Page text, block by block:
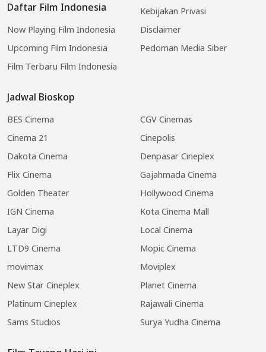
Daftar Film Indonesia
Now Playing Film Indonesia
Upcoming Film Indonesia
Film Terbaru Film Indonesia
Jadwal Bioskop
BES Cinema
CGV Cinemas
Cinema 21
Cinepolis
Dakota Cinema
Denpasar Cineplex
Flix Cinema
Gajahmada Cinema
Golden Theater
Hollywood Cinema
IGN Cinema
Kota Cinema Mall
Layar Digi
Local Cinema
LTD9 Cinema
Mopic Cinema
movimax
Moviplex
New Star Cineplex
Planet Cinema
Platinum Cineplex
Rajawali Cinema
Sams Studios
Surya Yudha Cinema
Kebijakan Privasi
Disclaimer
Pedoman Media Siber